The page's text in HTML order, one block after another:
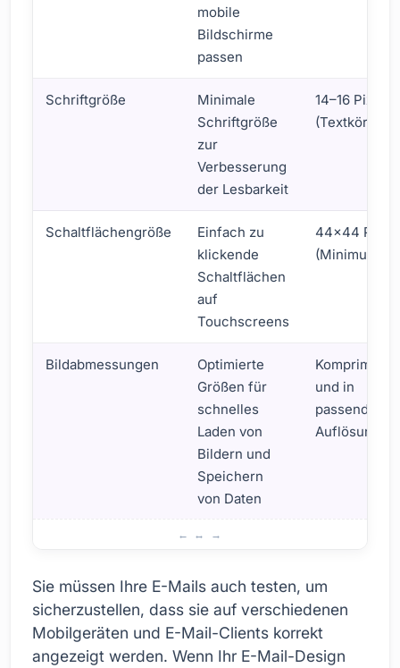
mobile
Bildschirme
passen
Schriftgröße
Minimale
Schriftgröße
zur
Verbesserung
der Lesbarkeit
14–16 Pixel
(Textkörper)
Schaltflächengröße
Einfach zu
klickende
Schaltflächen
auf
Touchscreens
44×44 Pixel
(Minimum)
Bildabmessungen
Optimierte
Größen für
schnelles
Laden von
Bildern und
Speichern
von Daten
Komprimiert
und in
passender
Auflösung
Sie müssen Ihre E-Mails auch testen, um
sicherzustellen, dass sie auf verschiedenen
Mobilgeräten und E-Mail-Clients korrekt
angezeigt werden. Wenn Ihr E-Mail-Design